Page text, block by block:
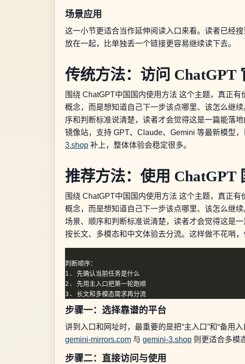
场景应用
这一小节更适合当作延伸阅读入口来看。读者已经
放在一起，比单独丢一个链接更容易继续读下去。
传统方法：访问 ChatGPT
围绕 ChatGPT中国国内使用方法 这个主题，真正
概念，而是想知道自己下一步该点哪里、该怎么继
序和判断标准说清楚，读者才会觉得这是一篇能落
镜像站，支持 GPT、Claude、Gemini 等最新模型
3.shop补上，整体体验会稳定很多。
推荐方法：使用 ChatGPT
围绕 ChatGPT中国国内使用方法 这个主题，真正
概念，而是想知道自己下一步该点哪里、该怎么继
场景、顺序和判断标准说清楚，读者才会觉得这是
按长文、多模态和中文体验去分流。这样做不花哨，
2. 先用主入口把第一轮跑顺
3. 长文和多模态需求再分流
步骤一：选择靠谱的平台
讲到入口和网址时，最重要的是把“主入口”和“备用入
gemini-mirrors.com与 gemini-3.shop则更适合多模
步骤二：直接访问与使用